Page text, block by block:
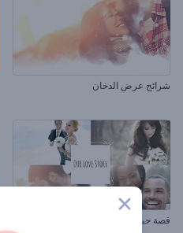
شرائح عرض الدخان
قصة حبنا